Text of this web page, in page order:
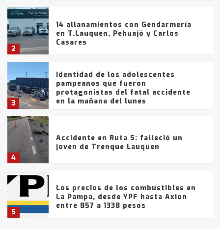
2
14 allanamientos con Gendarmería
en T.Lauquen, Pehuajó y Carlos
Casares
3
Identidad de los adolescentes
pampeanos que fueron
protagonistas del fatal accidente
en la mañana del lunes
4
Accidente en Ruta 5: falleció un
joven de Trenque Lauquen
5
Los precios de los combustibles en
La Pampa, desde YPF hasta Axion
entre 857 a 1338 pesos